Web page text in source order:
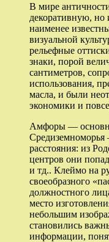
В мире
декоративную,
наименее
визуальной
рельефные
знаки, порой
сантиметров,
использования,
масла, и были
экономики и
Амфоры —
расстояния: из
центров они
и тд.. Клеймо на
своеобразного
должностного
место
небольшим
становились
информации,